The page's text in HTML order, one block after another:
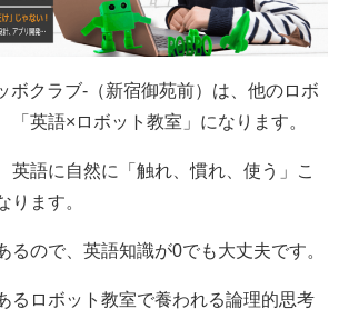
ボクラブ-（新宿御苑前）は、他のロボ
「英語×ロボット教室」になります。
英語に自然に「触れ、慣れ、使う」こ
ります。
るので、英語知識が0でも大丈夫です。
るロボット教室で養われる論理的思考